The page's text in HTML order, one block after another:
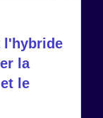
l'hybride
la
le